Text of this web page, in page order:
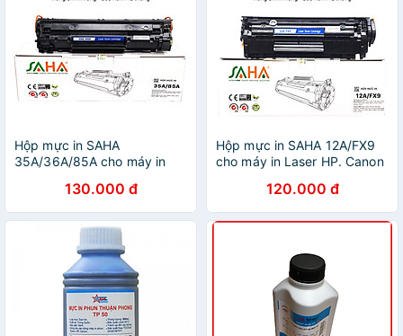
Hộp mực in SAHA
35A/36A/85A cho máy in
130.000 đ
Hộp mực in SAHA 12A/FX9
cho máy in Laser HP. Canon
120.000 đ